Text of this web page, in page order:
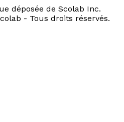
déposée de Scolab Inc.
- Tous droits réservés.